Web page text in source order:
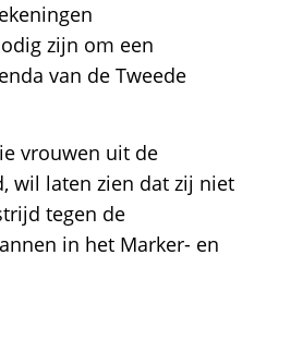
zijn om een
van de Tweede
vrouwen uit de
wil laten zien dat zij niet
tegen de
in het Marker- en